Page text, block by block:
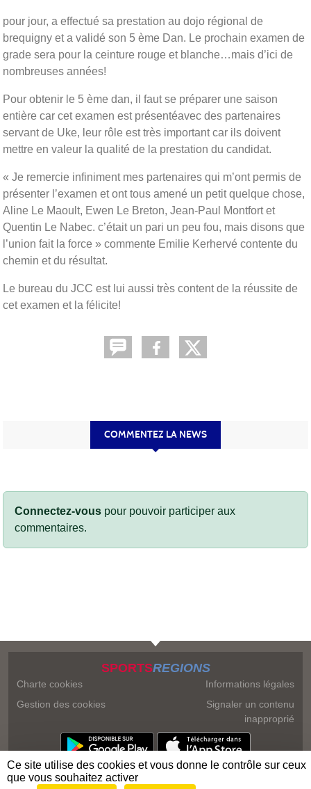
pour jour, a effectué sa prestation au dojo régional de
brequigny et a validé son 5 ème Dan. Le prochain examen de
grade sera pour la ceinture rouge et blanche…mais d’ici de
nombreuses années!
Pour obtenir le 5 ème dan, il faut se préparer une saison
entière car cet examen est présentéavec des partenaires
servant de Uke, leur rôle est très important car ils doivent
mettre en valeur la qualité de la prestation du candidat.
« Je remercie infiniment mes partenaires qui m’ont permis de
présenter l’examen et ont tous amené un petit quelque chose,
Aline Le Maoult, Ewen Le Breton, Jean-Paul Montfort et
Quentin Le Nabec. c’était un pari un peu fou, mais disons que
l’union fait la force » commente Emilie Kerhervé contente du
chemin et du résultat.
Le bureau du JCC est lui aussi très content de la réussite de
cet examen et la félicite!
COMMENTEZ LA NEWS
Connectez-vous pour pouvoir participer aux
commentaires.
SPORTSREGIONS
Charte cookies
Gestion des cookies
Informations légales
Signaler un contenu
inapproprié
Ce site utilise des cookies et vous donne le contrôle sur ceux
que vous souhaitez activer